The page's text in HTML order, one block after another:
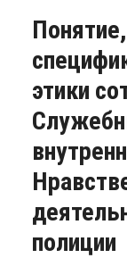
этики
полиции